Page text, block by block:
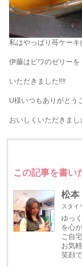
私はやっぱり苺ケーキ
伊藤はビワのゼリーを
いただきました‼︎‼︎
U様いつもありがとう
おいしくいただきま
この記事を書い
松本
スタイ
ゆっ
を心
ご自
お気
笑顔